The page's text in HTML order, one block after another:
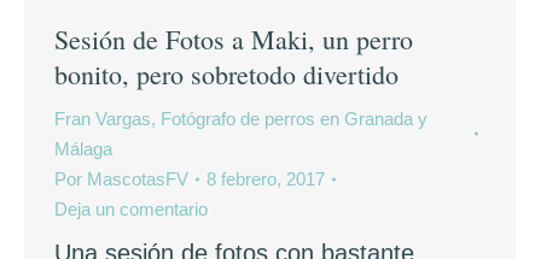
Sesión de Fotos a Maki, un perro
bonito, pero sobretodo divertido
Fran Vargas, Fotógrafo de perros en Granada y
Málaga
Por MascotasFV
8 febrero, 2017
Deja un comentario
Una sesión de fotos con bastante